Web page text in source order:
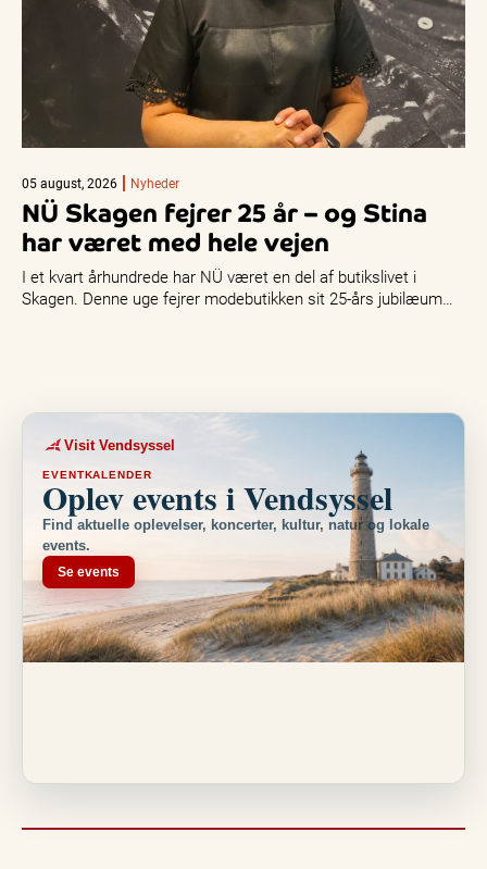
05 august, 2026 Nyheder
NÜ Skagen fejrer 25 år – og Stina
har været med hele vejen
I et kvart århundrede har NÜ været en del af butikslivet i
Skagen. Denne uge fejrer modebutikken sit 25-års jubilæum…
Visit Vendsyssel
EVENTKALENDER
Oplev events i Vendsyssel
Find aktuelle oplevelser, koncerter, kultur, natur og lokale
events.
Se events